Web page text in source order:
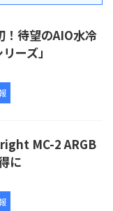
！待望のAIO水冷
ーズ」
MC-2 ARGB
に